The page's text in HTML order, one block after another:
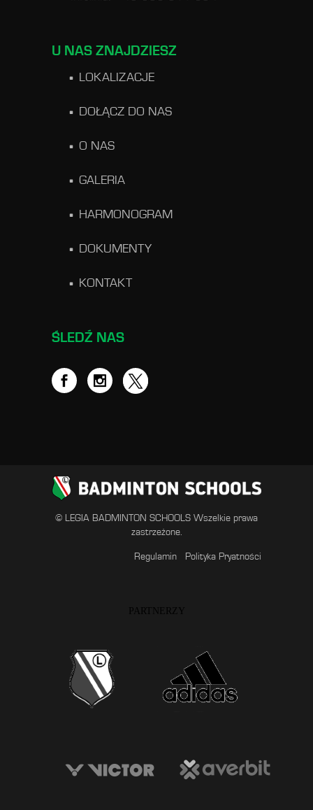
U NAS ZNAJDZIESZ
LOKALIZACJE
DOŁĄCZ DO NAS
O NAS
GALERIA
HARMONOGRAM
DOKUMENTY
KONTAKT
ŚLEDŹ NAS
© LEGIA BADMINTON SCHOOLS Wszelkie prawa
zastrzeżone.
Regulamin Polityka Pryatności
PARTNERZY